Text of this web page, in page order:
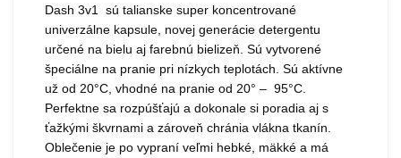
Dash 3v1 sú talianske super koncentrované
univerzálne kapsule, novej generácie detergentu
určené na bielu aj farebnú bielizeň. Sú vytvorené
špeciálne na pranie pri nízkych teplotách. Sú aktívne
už od 20°C, vhodné na pranie od 20° – 95°C.
Perfektne sa rozpúšťajú a dokonale si poradia aj s
ťažkými škvrnami a zároveň chránia vlákna tkanín.
Oblečenie je po vypraní veľmi hebké, mäkké a má